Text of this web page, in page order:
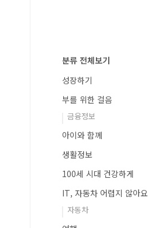
분류 전체보기
성장하기
부를 위한 걸음
금융정보
아이와 함께
생활정보
100세 시대 건강하게
IT, 자동차 어렵지 않아요
자동차